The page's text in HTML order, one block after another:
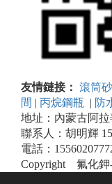
友情鏈接： 滾筒
間 | 丙烷鋼瓶 | 防
地址：內蒙古阿
聯系人：胡明輝
電話：
Copyright 氟化